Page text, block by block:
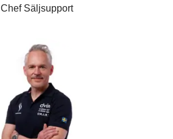
Chef Säljsupport